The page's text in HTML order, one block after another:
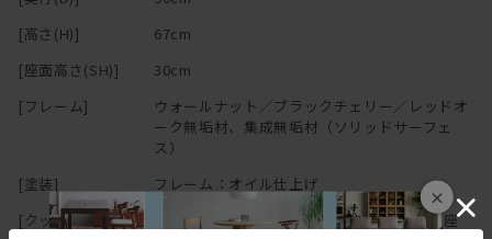
×
自信を持っておすすめいたします。
【オイル仕上げの家具について】
マスターウォールの家具の大半は無垢材の保護としてオイルを塗布
[高さ(H)]
67cm
[座面高さ(SH)]
30cm
[フレーム]
ウォールナット／ブラックチェリー／レッドオ
ーク無垢材、集成無垢材（ソリッドサーフェ
ス）
[塗装]
フレーム：オイル仕上げ
[クッション中身]
背クッション：ポリエステル綿,フェザー／座